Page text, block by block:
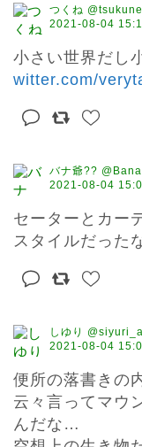
つくね
2021-08-04
小さい世界だし
witter.com/
バナ爺??
2021-08-04
セーターとカー
スタイルだった
しゆり
2021-08-04
便所の落書きの
云々言ってマウ
んだな…